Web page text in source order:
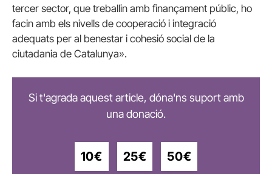
tercer sector, que treballin amb finançament públic, ho
facin amb els nivells de cooperació i integració
adequats per al benestar i cohesió social de la
ciutadania de Catalunya».
Si t'agrada aquest article, dóna'ns suport amb
una donació.
10€ 25€ 50€